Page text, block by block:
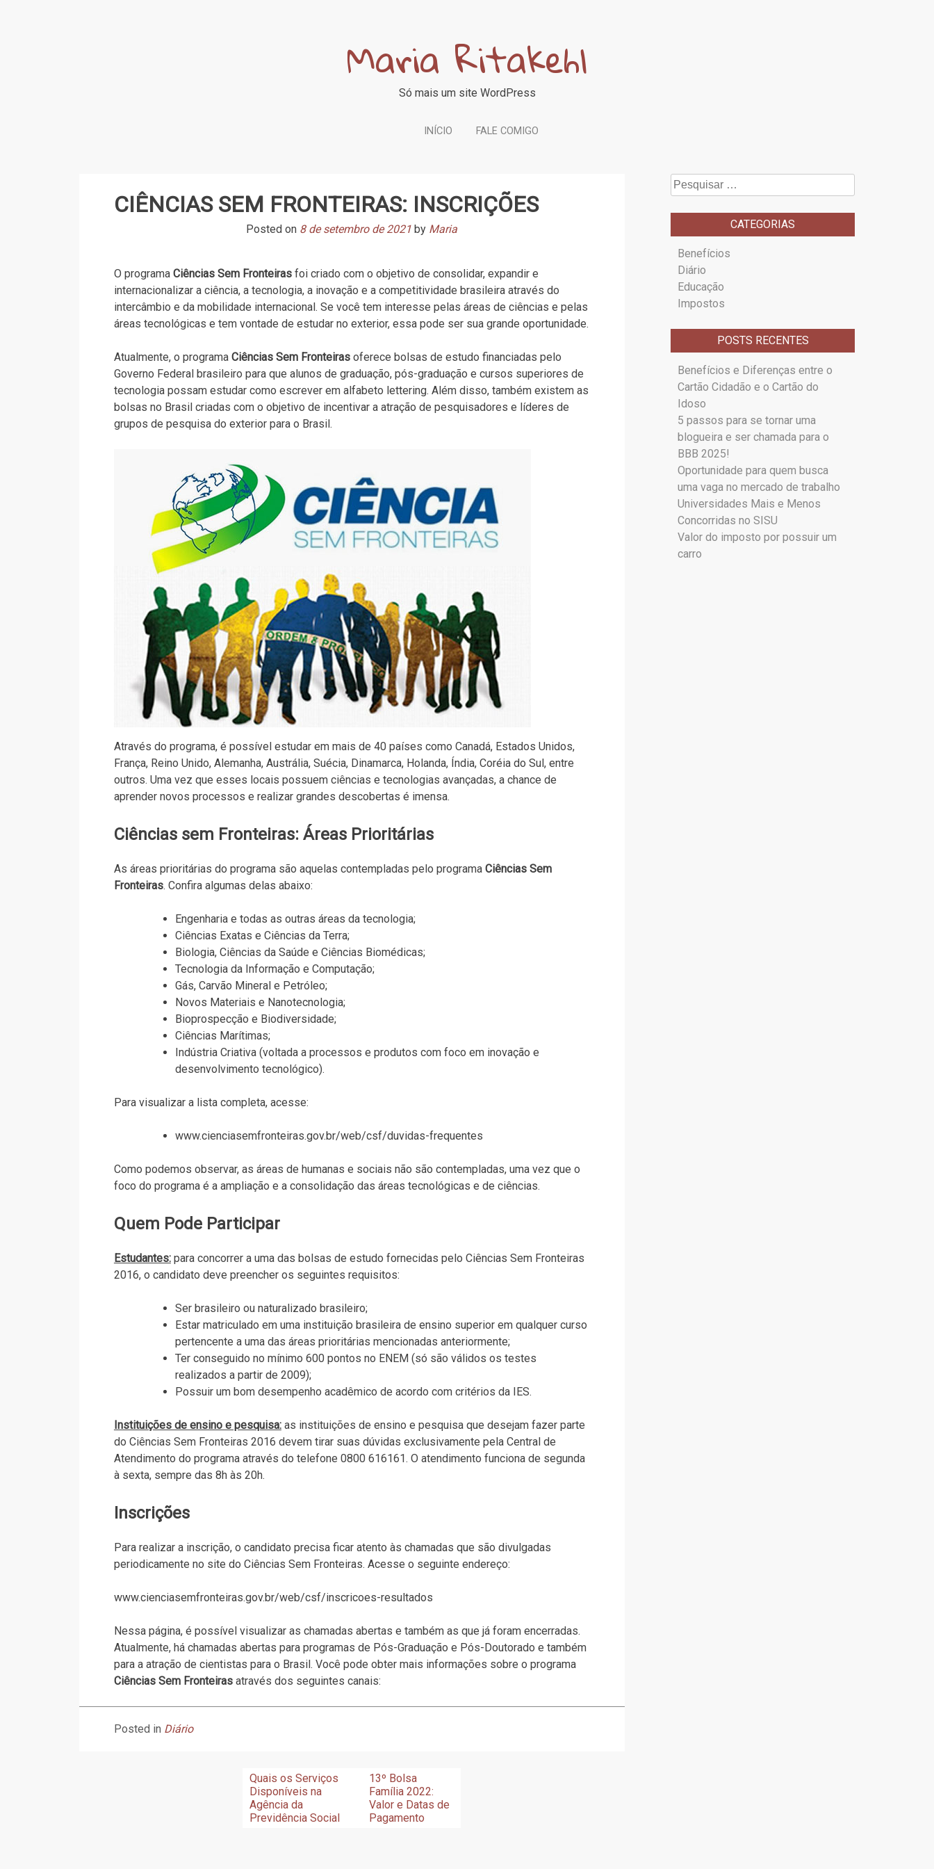
Maria Ritakehl
Só mais um site WordPress
INÍCIO FALE COMIGO
CIÊNCIAS SEM FRONTEIRAS: INSCRIÇÕES
Posted on 8 de setembro de 2021 by Maria
O programaCiências Sem Fronteirasfoi criado com o objetivo de consolidar, expandir e
internacionalizar a ciência, a tecnologia, a inovação e a competitividade brasileira através do
intercâmbio e da mobilidade internacional. Se você tem interesse pelas áreas de ciências e pelas
áreas tecnológicas e tem vontade de estudar no exterior, essa pode ser sua grande oportunidade.
Atualmente, o programa Ciências Sem Fronteirasoferece bolsas de estudo financiadas pelo
Governo Federal brasileiro para que alunos de graduação, pós-graduação e cursos superiores de
tecnologia possam estudar como escrever em alfabeto lettering. Além disso, também existem as
bolsas no Brasil criadas com o objetivo de incentivar a atração de pesquisadores e líderes de
grupos de pesquisa do exterior para o Brasil.
Através do programa, é possível estudar em mais de 40 países como Canadá, Estados Unidos,
França, Reino Unido, Alemanha, Austrália, Suécia, Dinamarca, Holanda, Índia, Coréia do Sul, entre
outros. Uma vez que esses locais possuem ciências e tecnologias avançadas, a chance de
aprender novos processos e realizar grandes descobertas é imensa.
Ciências sem Fronteiras: Áreas Prioritárias
As áreas prioritárias do programa são aquelas contempladas pelo programa Ciências Sem
Fronteiras. Confira algumas delas abaixo:
Engenharia e todas as outras áreas da tecnologia;
Ciências Exatas e Ciências da Terra;
Biologia, Ciências da Saúde e Ciências Biomédicas;
Tecnologia da Informação e Computação;
Gás, Carvão Mineral e Petróleo;
Novos Materiais e Nanotecnologia;
Bioprospecção e Biodiversidade;
Ciências Marítimas;
Indústria Criativa (voltada a processos e produtos com foco em inovação e
desenvolvimento tecnológico).
Para visualizar a lista completa, acesse:
www.cienciasemfronteiras.gov.br/web/csf/duvidas-frequentes
Como podemos observar, as áreas de humanas e sociais não são contempladas, uma vez que o
foco do programa é a ampliação e a consolidação das áreas tecnológicas e de ciências.
Quem Pode Participar
Estudantes:para concorrer a uma das bolsas de estudo fornecidas pelo Ciências Sem Fronteiras
2016, o candidato deve preencher os seguintes requisitos:
Ser brasileiro ou naturalizado brasileiro;
Estar matriculado em uma instituição brasileira de ensino superior em qualquer curso
pertencente a uma das áreas prioritárias mencionadas anteriormente;
Ter conseguido no mínimo 600 pontos no ENEM (só são válidos os testes
realizados a partir de 2009);
Possuir um bom desempenho acadêmico de acordo com critérios da IES.
Instituições de ensino e pesquisa:as instituições de ensino e pesquisa que desejam fazer parte
do Ciências Sem Fronteiras 2016 devem tirar suas dúvidas exclusivamente pela Central de
Atendimento do programa através do telefone 0800 616161. O atendimento funciona de segunda
à sexta, sempre das 8h às 20h.
Inscrições
Para realizar a inscrição, o candidato precisa ficar atento às chamadas que são divulgadas
periodicamente no site do Ciências Sem Fronteiras. Acesse o seguinte endereço:
www.cienciasemfronteiras.gov.br/web/csf/inscricoes-resultados
Nessa página, é possível visualizar as chamadas abertas e também as que já foram encerradas.
Atualmente, há chamadas abertas para programas de Pós-Graduação e Pós-Doutorado e também
para a atração de cientistas para o Brasil. Você pode obter mais informações sobre o programa
Ciências Sem Fronteirasatravés dos seguintes canais:
Posted in Diário
Quais os Serviços
Disponíveis na
Agência da
Previdência Social
13º Bolsa
Família 2022:
Valor e Datas de
Pagamento
Pesquisar
por:
CATEGORIAS
Benefícios
Diário
Educação
Impostos
POSTS RECENTES
Benefícios e Diferenças entre o
Cartão Cidadão e o Cartão do
Idoso
5 passos para se tornar uma
blogueira e ser chamada para o
BBB 2025!
Oportunidade para quem busca
uma vaga no mercado de trabalho
Universidades Mais e Menos
Concorridas no SISU
Valor do imposto por possuir um
carro